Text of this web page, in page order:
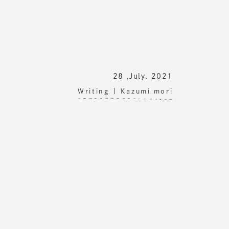
28 ,July. 2021
Writing | Kazumi mori